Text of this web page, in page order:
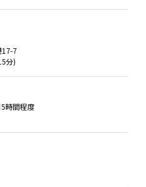
17-7
分)
時間程度